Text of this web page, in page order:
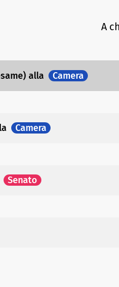
A
alla Camera
Camera
Senato